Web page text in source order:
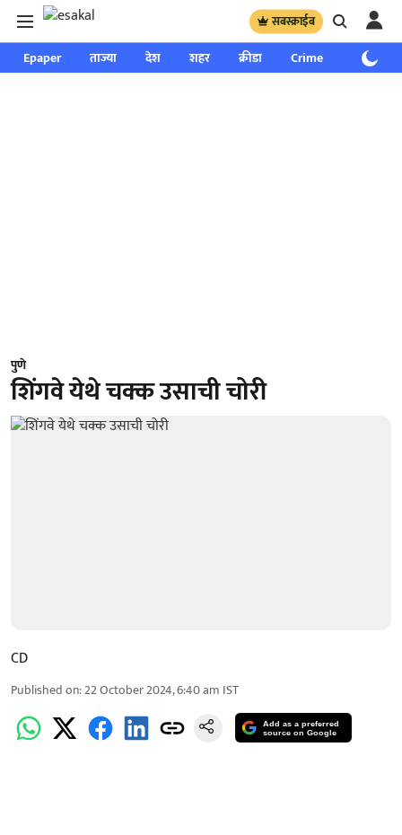
सबस्क्राईब
Epaper ताज्या देश शहर क्रीडा Crime साप्ताहिक
पुणे
शिंगवे येथे चक्क उसाची चोरी
CD
Published on:22 October 2024, 6:40 am IST
Add as a preferred
source on Google